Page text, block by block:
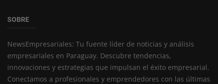
SOBRE
NewsEmpresariales: Tu fuente líder de noticias y análisis
empresariales en Paraguay. Descubre tendencias,
innovaciones y estrategias que impulsan el éxito empresarial.
Conectamos a profesionales y emprendedores con las últimas